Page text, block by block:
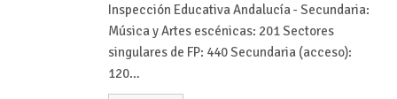
Inspección Educativa Andalucía - Secundaria:
Música y Artes escénicas: 201 Sectores
singulares de FP: 440 Secundaria (acceso):
120…